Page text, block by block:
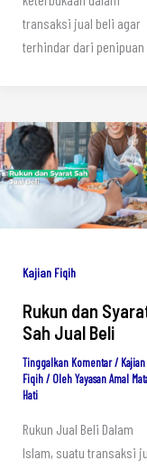
transaksi jual beli agar
terhindar dari penipuan
Kajian Fiqih
Rukun dan
Sah Jual Beli
Tinggalkan Komentar/ Kajian
Fiqih/ OlehYayasan Amal
Hati
Rukun Jual Beli Dalam
Islam, suatu transaksi